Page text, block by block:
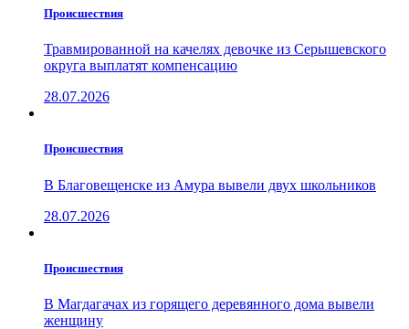
Проиcшествия
Травмированной на качелях девочке из Серышевского
округа выплатят компенсацию
28.07.2026
Проиcшествия
В Благовещенске из Амура вывели двух школьников
28.07.2026
Проиcшествия
В Магдагачах из горящего деревянного дома вывели
женщину